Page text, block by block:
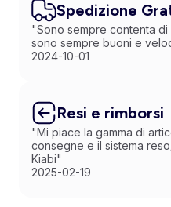
Spedizione
"Sono sempre contenta
sono sempre buoni e
2024-10-01
Resi e rimborsi
"Mi piace la gamma di
consegne e il sistema
Kiabi"
2025-02-19